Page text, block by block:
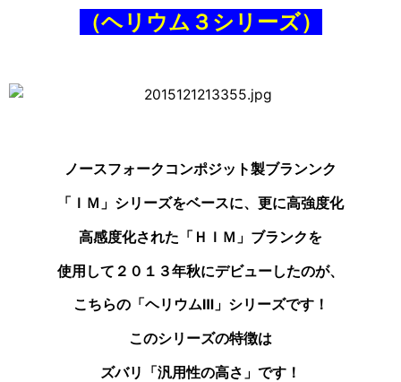
（ヘリウム３シリーズ）
ノースフォークコンポジット製ブランンク
「ＩＭ」シリーズをベースに、更に高強度化
高感度化された「ＨＩＭ」ブランクを
使用して２０１３年秋にデビューしたのが、
こちらの「ヘリウムⅢ」シリーズです！
このシリーズの特徴は
ズバリ「汎用性の高さ」です！